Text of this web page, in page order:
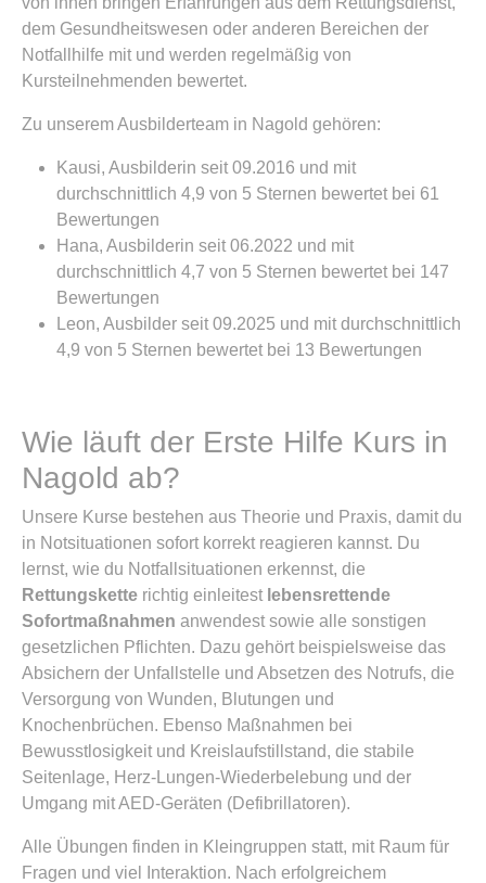
dem Gesundheitswesen oder anderen Bereichen der
Notfallhilfe mit und werden regelmäßig von
Kursteilnehmenden bewertet.
Zu unserem Ausbilderteam in Nagold gehören:
Kausi, Ausbilderin seit 09.2016 und mit
durchschnittlich 4,9 von 5 Sternen bewertet bei 61
Bewertungen
Hana, Ausbilderin seit 06.2022 und mit
durchschnittlich 4,7 von 5 Sternen bewertet bei 147
Bewertungen
Leon, Ausbilder seit 09.2025 und mit durchschnittlich
4,9 von 5 Sternen bewertet bei 13 Bewertungen
Wie läuft der Erste Hilfe Kurs in
Nagold ab?
Unsere Kurse bestehen aus Theorie und Praxis, damit du
in Notsituationen sofort korrekt reagieren kannst. Du
lernst, wie du Notfallsituationen erkennst, die
Rettungskette richtig einleitest lebensrettende
Sofortmaßnahmen anwendest sowie alle sonstigen
gesetzlichen Pflichten. Dazu gehört beispielsweise das
Absichern der Unfallstelle und Absetzen des Notrufs, die
Versorgung von Wunden, Blutungen und
Knochenbrüchen. Ebenso Maßnahmen bei
Bewusstlosigkeit und Kreislaufstillstand, die stabile
Seitenlage, Herz-Lungen-Wiederbelebung und der
Umgang mit AED-Geräten (Defibrillatoren).
Alle Übungen finden in Kleingruppen statt, mit Raum für
Fragen und viel Interaktion. Nach erfolgreichem